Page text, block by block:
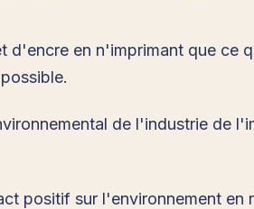
en n'imprimant que ce
de l'industrie de
positif sur l'environnement en